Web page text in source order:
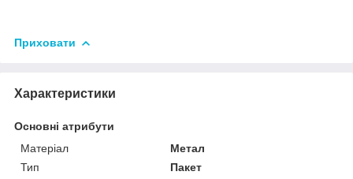
Приховати
Характеристики
Основні атрибути
Матеріал
Метал
Тип
Пакет